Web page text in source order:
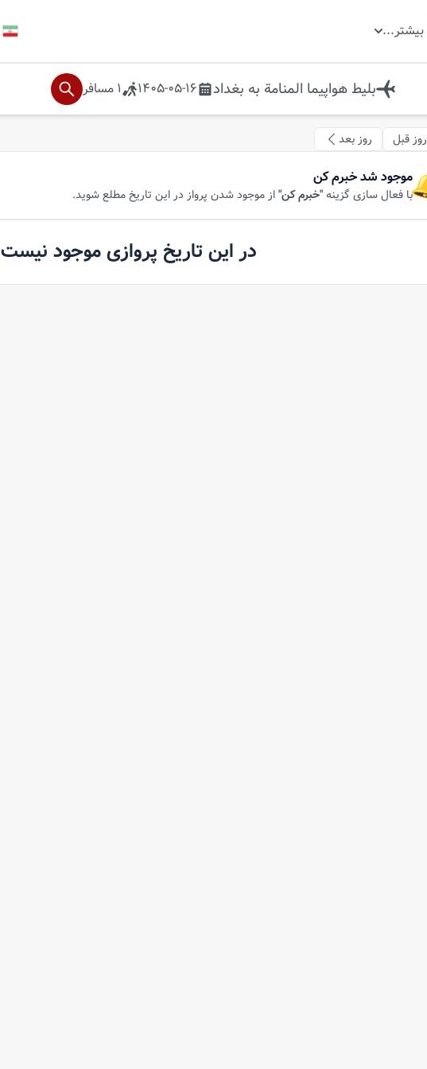
بیشتر...
بلیط هواپیما المنامة به بغداد 1405-05-16
1 مسافر
روز قبل روز بعد
موجود شد خبرم کن
با فعال سازی گزینه"خبرم کن"از موجود شدن پرواز در این تاریخ مطلع شوید.
در این تاریخ پروازی موجود نیست